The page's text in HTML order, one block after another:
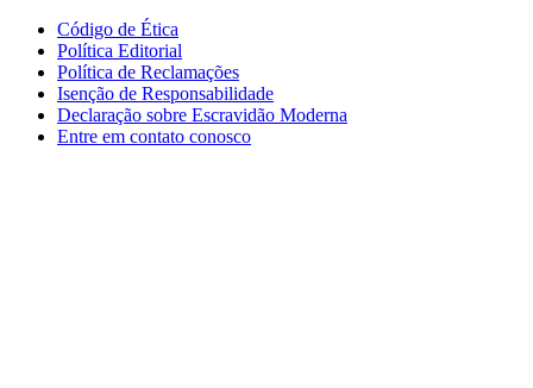
Código de Ética
Política Editorial
Política de Reclamações
Isenção de Responsabilidade
Declaração sobre Escravidão Moderna
Entre em contato conosco